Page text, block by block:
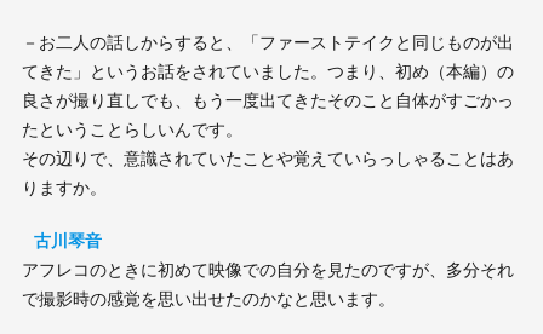
－お二人の話しからすると、「ファーストテイクと同じものが出
てきた」というお話をされていました。つまり、初め（本編）の
良さが撮り直しでも、もう一度出てきたそのこと自体がすごかっ
たということらしいんです。
その辺りで、意識されていたことや覚えていらっしゃることはあ
りますか。
古川琴音
アフレコのときに初めて映像での自分を見たのですが、多分それ
で撮影時の感覚を思い出せたのかなと思います。